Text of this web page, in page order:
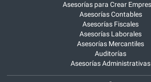
Asesorías para Crear
Asesorías Contables
Asesorías Fiscales
Asesorías Laborales
Asesorías Mercantiles
Auditorías
Asesorías Administrativas